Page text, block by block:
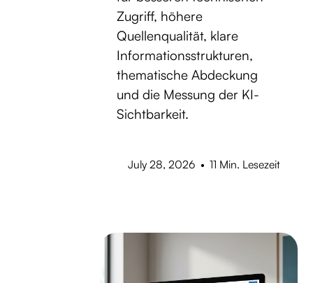
Zugriff, höhere
Quellenqualität, klare
Informationsstrukturen,
thematische Abdeckung
und die Messung der KI-
Sichtbarkeit.
July 28, 2026 • 11 Min. Lesezeit